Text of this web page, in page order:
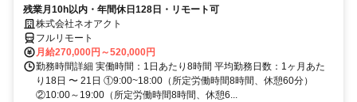
残業月10h以内・年間休日128日・リモート可
株式会社ネオアクト
フルリモート
月給270,000円～520,000円
勤務時間詳細 実働時間：1日あたり8時間 平均勤務日数：1ヶ月あた
り18日 〜 21日 ①9:00~18:00（所定労働時間8時間、休憩60分）
②10:00～19:00（所定労働時間8時間、休憩6...